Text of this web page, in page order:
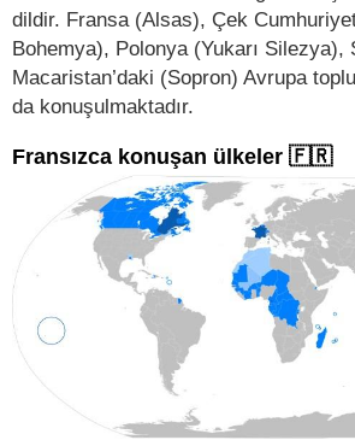
dildir. Fransa (Alsas), Çek
Bohemya), Polonya (Yukarı Silezya),
Macaristan’daki (Sopron) Avrupa
da konuşulmaktadır.
Fransızca konuşan ülkeler 🇫🇷